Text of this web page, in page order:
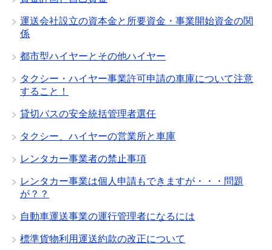
運送会社設立の資本金と所要資金・事業開始資金の関
係
都市型ハイヤーとその他ハイヤー
タクシー・ハイヤー事業許可申請の車庫について注意
すること！
貸切バスの安全統括管理者選任
タクシー、ハイヤーの営業所と車庫
レンタカー事業者の禁止事項
レンタカー事業は個人申請もできますが・・・問題
が？？
自動車運送事業の運行管理者になるには
標準貨物利用運送約款の改正について